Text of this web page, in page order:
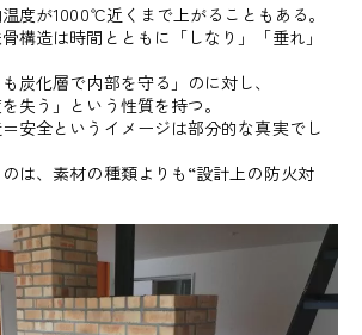
度が1000℃近くまで上がることもある。
構造は時間とともに「しなり」「垂れ」
炭化層で内部を守る」のに対し、
失う」という性質を持つ。
安全というイメージは部分的な真実でし
は、素材の種類よりも“設計上の防火対